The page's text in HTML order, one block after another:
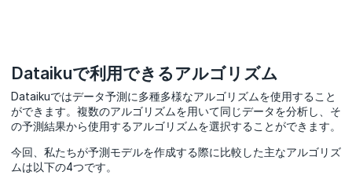
Dataikuで利用できるアルゴリズム
Dataikuではデータ予測に多種多様なアルゴリズムを使用すること
ができます。複数のアルゴリズムを用いて同じデータを分析し、そ
の予測結果から使用するアルゴリズムを選択することができます。
今回、私たちが予測モデルを作成する際に比較した主なアルゴリズ
ムは以下の4つです。